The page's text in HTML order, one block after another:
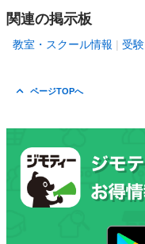
関連の掲示板
教室・スクール情報 受験
ページTOPへ